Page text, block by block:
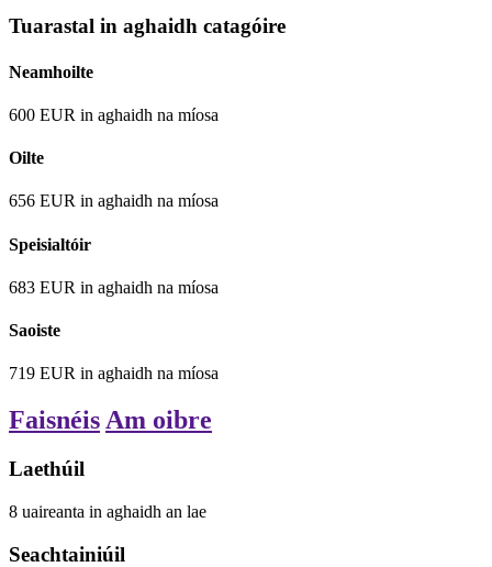
Tuarastal in aghaidh catagóire
Neamhoilte
600 EUR in aghaidh na míosa
Oilte
656 EUR in aghaidh na míosa
Speisialtóir
683 EUR in aghaidh na míosa
Saoiste
719 EUR in aghaidh na míosa
FaisnéisAm oibre
Laethúil
8 uaireanta in aghaidh an lae
Seachtainiúil